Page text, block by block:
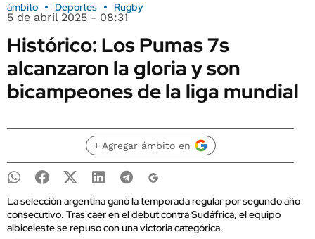
ámbito Deportes Rugby
5 de abril 2025 - 08:31
Histórico: Los Pumas 7s
alcanzaron la gloria y son
bicampeones de la liga mundial
+ Agregar ámbito en
La selección argentina ganó la temporada regular por segundo año
consecutivo. Tras caer en el debut contra Sudáfrica, el equipo
albiceleste se repuso con una victoria categórica.